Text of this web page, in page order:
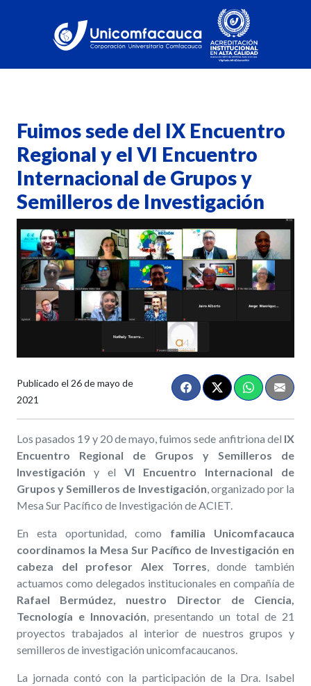
Fuimos sede del IX Encuentro
Regional y el VI Encuentro
Internacional de Grupos y
Semilleros de Investigación
Publicado el 26 de mayo de
2021
Los pasados 19 y 20 de mayo, fuimos sede anfitriona del IX
Encuentro Regional de Grupos y Semilleros de
Investigación y el VI Encuentro Internacional de
Grupos y Semilleros de Investigación , organizado por la
Mesa Sur Pacífico de Investigación de ACIET.
En esta oportunidad, como familia Unicomfacauca
coordinamos la Mesa Sur Pacífico de Investigación en
cabeza del profesor Alex Torres , donde también
actuamos como delegados institucionales en compañía de
Rafael Bermúdez, nuestro Director de Ciencia,
Tecnología e Innovación , presentando un total de 21
proyectos trabajados al interior de nuestros grupos y
semilleros de investigación unicomfacaucanos.
La jornada contó con la participación de la Dra. Isabel